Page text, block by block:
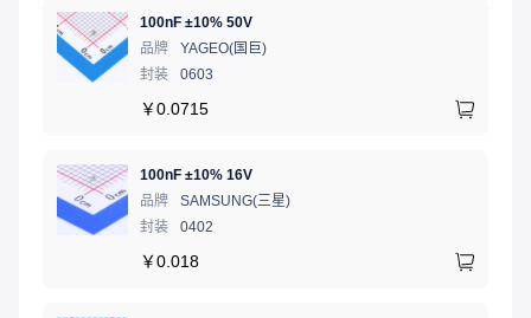
100nF ±10% 50V
品牌
YAGEO(国巨)
封装
0603
￥0.0715
100nF ±10% 16V
品牌
SAMSUNG(三星)
封装
0402
￥0.018